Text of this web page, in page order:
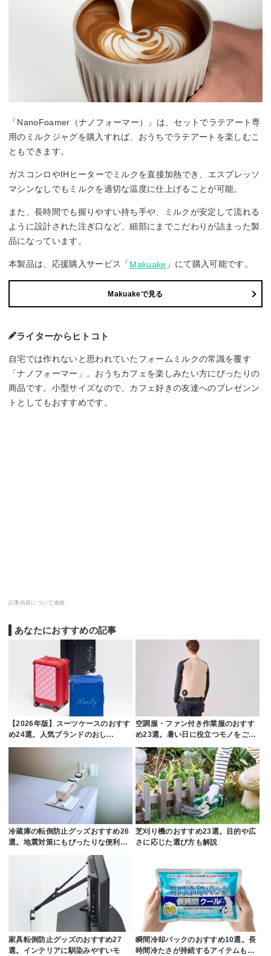
「NanoFoamer（ナノフォーマー）」は、セットでラテアート専
用のミルクジャグを購入すれば、おうちでラテアートを楽しむこ
ともできます。
ガスコンロやIHヒーターでミルクを直接加熱でき、エスプレッソ
マシンなしでもミルクを適切な温度に仕上げることが可能。
また、長時間でも握りやすい持ち手や、ミルクが安定して流れる
ように設計された注ぎ口など、細部にまでこだわりが詰まった製
品になっています。
本製品は、応援購入サービス「Makuake 」にて購入可能です。
Makuakeで見る
ライターからヒトコト
自宅では作れないと思われていたフォームミルクの常識を覆す
「ナノフォーマー」。おうちカフェを楽しみたい方にぴったりの
商品です。小型サイズなので、カフェ好きの友達へのプレゼンン
トとしてもおすすめです。
記事内容について連絡
あなたにおすすめの記事
【2026年版】スーツケースのおすす
め24選。人気ブランドのおし…
空調服・ファン付き作業服のおすす
め23選。暑い日に役立つモノをご…
冷蔵庫の転倒防止グッズおすすめ26
選。地震対策にもぴったりな便利…
芝刈り機のおすすめ23選。目的や広
さに応じた選び方も解説
家具転倒防止グッズのおすすめ27
選。インテリアに馴染みやすいモ
瞬間冷却パックのおすすめ10選。長
時間冷たさが持続するアイテムも…